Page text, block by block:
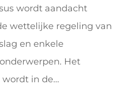
wordt aandacht
wettelijke regeling van
en enkele
Het
in de...